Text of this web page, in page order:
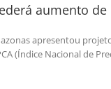
aumento
apresentou
(Índice Nacional de